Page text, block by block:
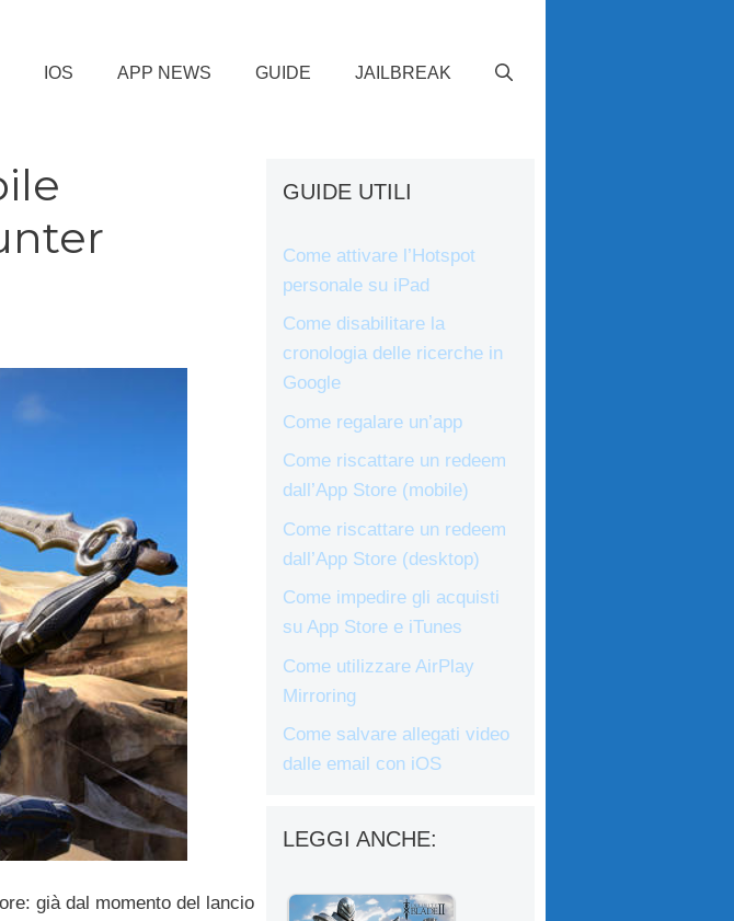
IOS APP NEWS GUIDE JAILBREAK
già dal momento del lancio
GUIDE UTILI
Come attivare l’Hotspot
personale su iPad
Come disabilitare la
cronologia delle ricerche in
Google
Come regalare un’app
Come riscattare un redeem
dall’App Store (mobile)
Come riscattare un redeem
dall’App Store (desktop)
Come impedire gli acquisti
su App Store e iTunes
Come utilizzare AirPlay
Mirroring
Come salvare allegati video
dalle email con iOS
LEGGI ANCHE: